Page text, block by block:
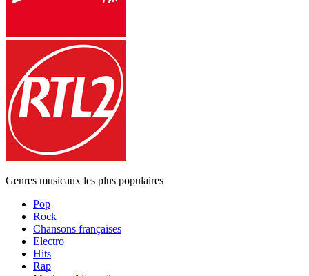
Genres musicaux les plus populaires
Pop
Rock
Chansons françaises
Electro
Hits
Rap